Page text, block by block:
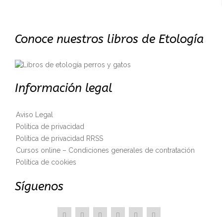
Conoce nuestros libros de Etología
Información legal
Aviso Legal
Política de privacidad
Política de privacidad RRSS
Cursos online – Condiciones generales de contratación
Política de cookies
Síguenos